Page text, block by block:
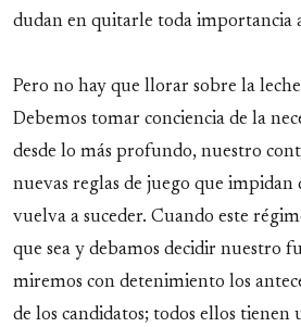
dudan en quitarle toda importancia
Pero no hay que llorar sobre la
Debemos tomar conciencia de la
desde lo más profundo, nuestro
nuevas reglas de juego que impidan
vuelva a suceder. Cuando este
que sea y debamos decidir nuestro
miremos con detenimiento los
de los candidatos; todos ellos tienen